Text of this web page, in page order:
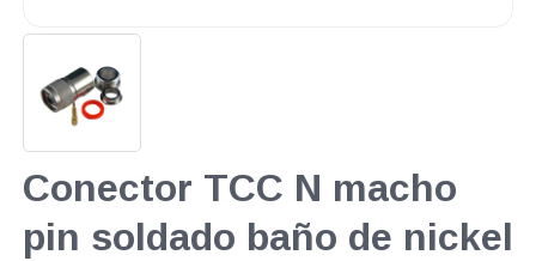
Conector TCC N macho
pin soldado baño de nickel